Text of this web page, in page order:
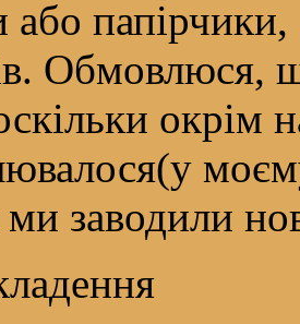
папірчики,
Обмовлюся,
окрім
заводили